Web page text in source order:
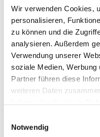
Wir verwenden Cookies,
personalisieren,
zu können und die
analysieren. Außerdem
Verwendung unserer
soziale Medien, Werbung
Partner führen diese
weiteren Daten
Notwendig